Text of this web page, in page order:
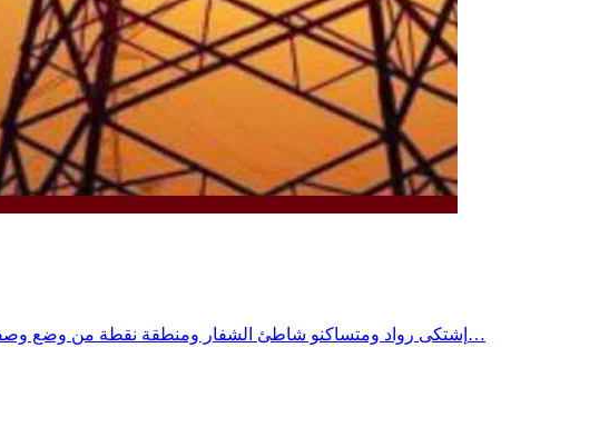
إشتكى رواد ومتساكنو شاطئ الشفار ومنطقة نقطة من وضع وصفوه بالمزرٍ نتيجة تواصل الانقطاعات العشوائية للكهرباء، والبلاغات غير الدقيقة و غير الواقعية من الشركة التونسية للكهرباء و…